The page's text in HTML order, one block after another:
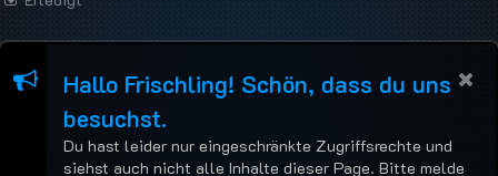
Hallo Frischling! Schön, dass du uns
besuchst.
Du hast leider nur eingeschränkte Zugriffsrechte und
siehst auch nicht alle Inhalte dieser Page. Bitte melde